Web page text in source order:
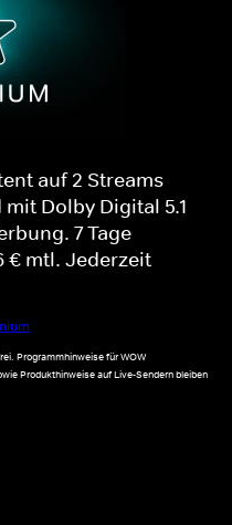
auf 2 Streams
Dolby Digital 5.1
7 Tage
€ mtl. Jederzeit
Programmhinweise für WOW
Produkthinweise auf Live-Sendern bleiben